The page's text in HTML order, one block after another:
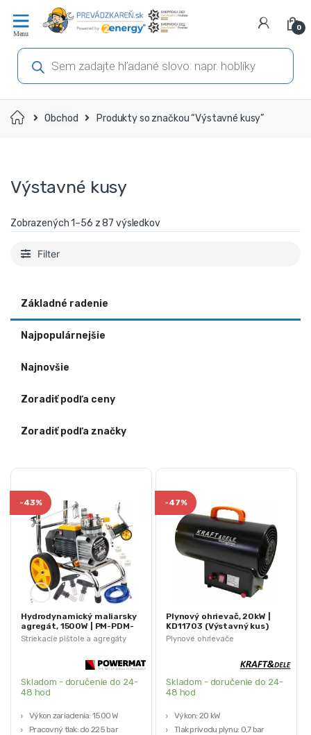
navigáciu
obsah
0
Products
search
Domov Obchod Produkty so značkou “Výstavné kusy”
Výstavné kusy
Zobrazených 1–56 z 87 výsledkov
Filter
Základné radenie
Najpopulárnejšie
Najnovšie
Zoradiť podľa ceny
Zoradiť podľa značky
Striekacie pištole a agregáty
-43%
Hydrodynamický maliarsky
agregát, 1500W | PM-PDM-
1500MN (Výstavný kus)
Skladom - doručenie do 24-
48 hod
Výkon zariadenia: 1500 W
Pracovný tlak: do 225 bar
Plynové ohrievače
-47%
Plynový ohrievač, 20kW |
KD11703 (Výstavný kus)
Skladom - doručenie do 24-
48 hod
Výkon: 20 kW
Tlak prívodu plynu: 0,7 bar